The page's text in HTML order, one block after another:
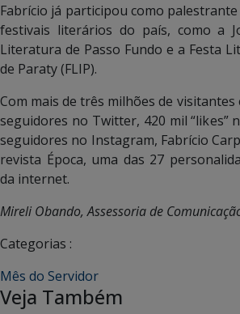
Fabrício já participou como
festivais literários do país, como a
Literatura de Passo Fundo e a Festa
de Paraty (FLIP).
Com mais de três milhões de visitantes
seguidores no Twitter, 420 mil “likes”
seguidores no Instagram, Fabrício
revista Época, uma das 27
da internet.
Mireli Obando, Assessoria de
Categorias :
Mês do Servidor
Veja Também